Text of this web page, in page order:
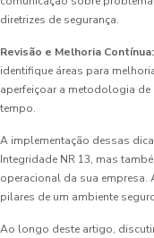
diretrizes de segurança.
Revisão e Melhoria Contínua:
identifique áreas para
aperfeiçoar a metodologia
tempo.
A implementação dessas
Integridade NR 13, mas
operacional da sua
pilares de um ambiente
Ao longo deste artigo,